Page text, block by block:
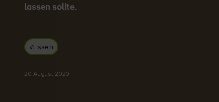
lassen sollte.
#Essen
20 August 2020